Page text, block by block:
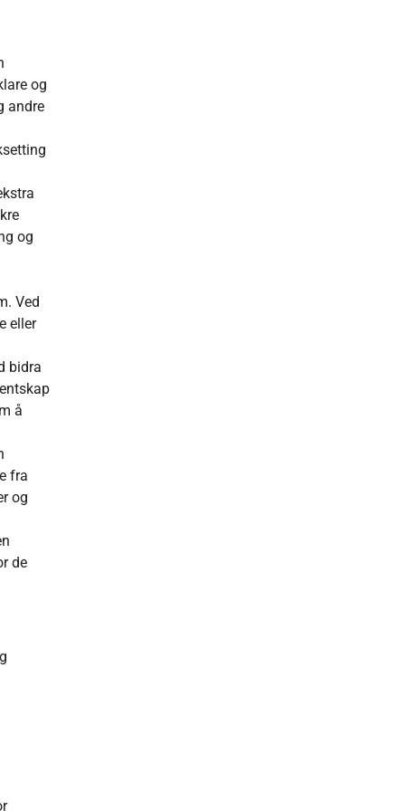
og
andre
og
Ved
eller
bidra
å
fra
og
de